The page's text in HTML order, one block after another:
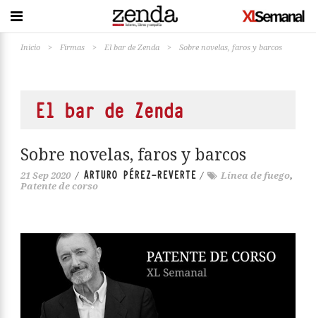
Inicio > Firmas > El bar de Zenda > Sobre novelas, faros y barcos
El bar de Zenda
Sobre novelas, faros y barcos
21 Sep 2020 / ARTURO PÉREZ-REVERTE / Línea de fuego,
Patente de corso